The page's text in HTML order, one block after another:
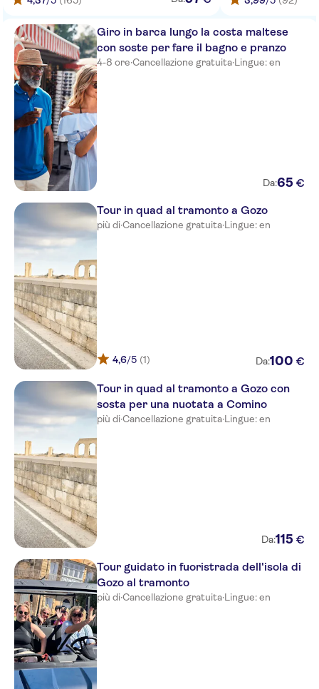
Apartments
The George, Urban Boutique
Hotel
Castille
Grand Hotel Excelsior
Hotel 1926
66 Saint Paul's Boutique Hotel
Europa
Phoenicia Malta
Radisson Golden Sands
The Saint John's Boutique
Hotel
Verdi St George's Bay Marina
Holiday Inn Express
The District Hotel
Blue Sea San Anton Hotel &
Apartments
Kennedy Nova
Primera
Palazzo Capua
Be.Hotel
Salini Resort (Formally
Coastline)
Valentina Hotel
The Waterfront Hotel
115 The Strand Aparthotel
Blue Sea Bugibba Hotel &
Apartments
Giro in barca lungo la costa maltese
con soste per fare il bagno e pranzo
4-8 ore·Cancellazione gratuita·Lingue: en
Da:65 €
Tour in quad al tramonto a Gozo
più di·Cancellazione gratuita·Lingue: en
4,6/5 (1) Da:100 €
Tour in quad al tramonto a Gozo con
sosta per una nuotata a Comino
più di·Cancellazione gratuita·Lingue: en
Da:115 €
Tour guidato in fuoristrada dell'isola di
Gozo al tramonto
più di·Cancellazione gratuita·Lingue: en